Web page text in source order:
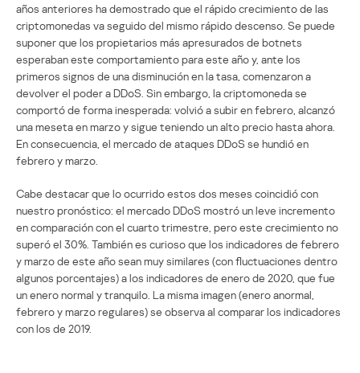
años anteriores ha demostrado que el rápido crecimiento de las
criptomonedas va seguido del mismo rápido descenso. Se puede
suponer que los propietarios más apresurados de botnets
esperaban este comportamiento para este año y, ante los
primeros signos de una disminución en la tasa, comenzaron a
devolver el poder a DDoS. Sin embargo, la criptomoneda se
comportó de forma inesperada: volvió a subir en febrero, alcanzó
una meseta en marzo y sigue teniendo un alto precio hasta ahora.
En consecuencia, el mercado de ataques DDoS se hundió en
febrero y marzo.
Cabe destacar que lo ocurrido estos dos meses coincidió con
nuestro pronóstico: el mercado DDoS mostró un leve incremento
en comparación con el cuarto trimestre, pero este crecimiento no
superó el 30%. También es curioso que los indicadores de febrero
y marzo de este año sean muy similares (con fluctuaciones dentro
algunos porcentajes) a los indicadores de enero de 2020, que fue
un enero normal y tranquilo. La misma imagen (enero anormal,
febrero y marzo regulares) se observa al comparar los indicadores
con los de 2019.